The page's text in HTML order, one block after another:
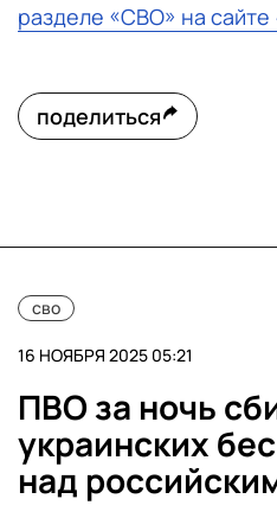
разделе «СВО» на
поделиться
сво
16 НОЯБРЯ 2025 05:21
ПВО за ночь
украинских
над